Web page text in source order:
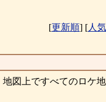
[更新順] [人
図上ですべてのロケ